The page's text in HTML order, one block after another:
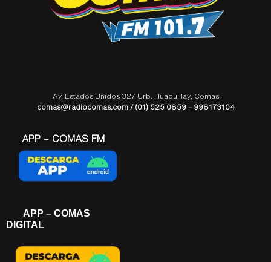
Av. Estados Unidos 327 Urb. Huaquillay, Comas
comas@radiocomas.com / (01) 525 0859 – 998173104
APP – COMAS FM
APP – COMAS
DIGITAL